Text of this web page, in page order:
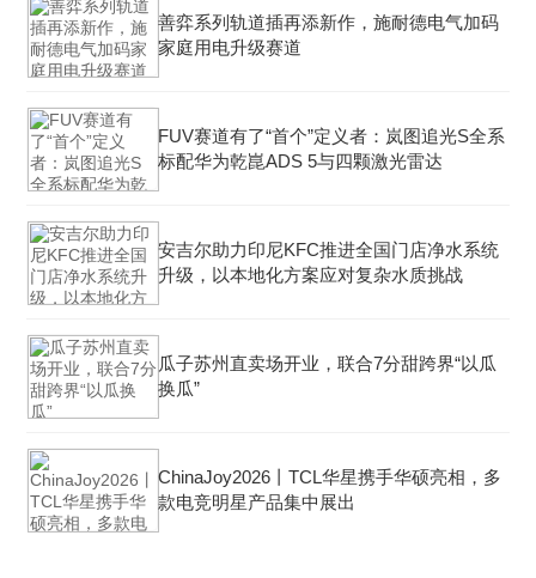
善弈系列轨道插再添新作，施耐德电气加码
家庭用电升级赛道
FUV赛道有了“首个”定义者：岚图追光S全系
标配华为乾崑ADS 5与四颗激光雷达
安吉尔助力印尼KFC推进全国门店净水系统
升级，以本地化方案应对复杂水质挑战
瓜子苏州直卖场开业，联合7分甜跨界“以瓜
换瓜”
ChinaJoy2026丨TCL华星携手华硕亮相，多
款电竞明星产品集中展出